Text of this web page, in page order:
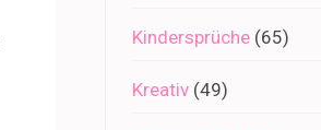
Kindersprüche (65)
Kreativ (49)